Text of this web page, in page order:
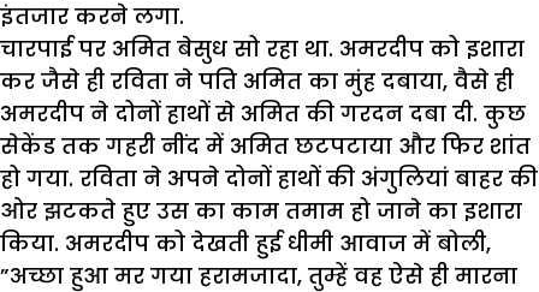
इंतजार करने लगा.
चारपाई पर अमित बेसुध सो रहा था. अमरदीप को इशारा
कर जैसे ही रविता ने पति अमित का मुंह दबाया, वैसे ही
अमरदीप ने दोनों हाथों से अमित की गरदन दबा दी. कुछ
सेकेंड तक गहरी नींद में अमित छटपटाया और फिर शांत
हो गया. रविता ने अपने दोनों हाथों की अंगुलियां बाहर की
ओर झटकते हुए उस का काम तमाम हो जाने का इशारा
किया. अमरदीप को देखती हुई धीमी आवाज में बोली,
”अच्छा हुआ मर गया हरामजादा, तुम्हें वह ऐसे ही मारना